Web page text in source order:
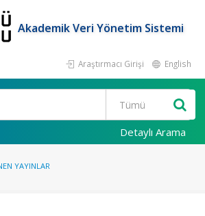
Akademik Veri Yönetim Sistemi
Araştırmacı Girişi English
Detaylı Arama
YAYINLAR